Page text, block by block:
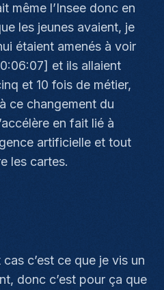
même l’Insee donc en
les jeunes avaient, je
étaient amenés à voir
et ils allaient
et 10 fois de métier,
ce changement du
en fait lié à
artificielle et tout
les cartes.
c’est ce que je vis un
donc c’est pour ça que